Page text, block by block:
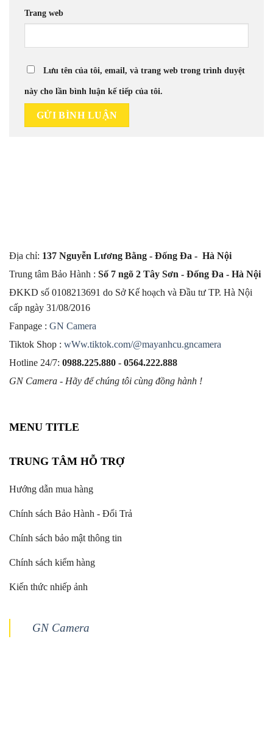
Trang web
Lưu tên của tôi, email, và trang web trong trình duyệt
này cho lần bình luận kế tiếp của tôi.
Địa chỉ: 137 Nguyễn Lương Bằng - Đống Đa - Hà Nội
Trung tâm Bảo Hành : Số 7 ngõ 2 Tây Sơn - Đống Đa - Hà Nội
ĐKKD số 0108213691 do Sở Kế hoạch và Đầu tư TP. Hà Nội
cấp ngày 31/08/2016
Fanpage : GN Camera
Tiktok Shop : wWw.tiktok.com/@mayanhcu.gncamera
Hotline 24/7: 0988.225.880 - 0564.222.888
GN Camera - Hãy để chúng tôi cùng đồng hành !
MENU TITLE
TRUNG TÂM HỖ TRỢ
Hướng dẫn mua hàng
Chính sách Bảo Hành - Đổi Trả
Chính sách bảo mật thông tin
Chính sách kiểm hàng
Kiến thức nhiếp ảnh
GN Camera